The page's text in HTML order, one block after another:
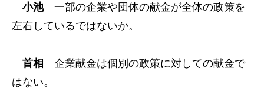
小池一部の企業や団体の献金が全体の政策を
左右しているではないか。
首相
企業献金は個別の政策に対しての献金で
はない。